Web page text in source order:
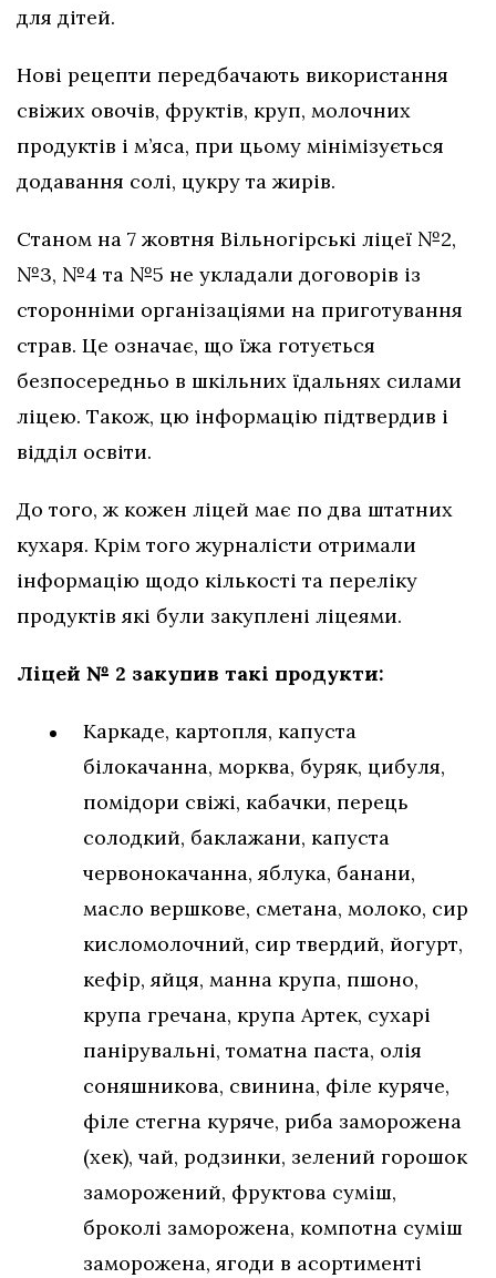
для дітей.
Нові рецепти передбачають використання
свіжих овочів, фруктів, круп, молочних
продуктів і м’яса, при цьому мінімізується
додавання солі, цукру та жирів.
Станом на 7 жовтня Вільногірські ліцеї №2,
№3, №4 та №5 не укладали договорів із
сторонніми організаціями на приготування
страв. Це означає, що їжа готується
безпосередньо в шкільних їдальнях силами
ліцею. Також, цю інформацію підтвердив і
відділ освіти.
До того, ж кожен ліцей має по два штатних
кухаря. Крім того журналісти отримали
інформацію щодо кількості та переліку
продуктів які були закуплені ліцеями.
Ліцей № 2 закупив такі продукти:
Каркаде, картопля, капуста
білокачанна, морква, буряк, цибуля,
помідори свіжі, кабачки, перець
солодкий, баклажани, капуста
червонокачанна, яблука, банани,
масло вершкове, сметана, молоко, сир
кисломолочний, сир твердий, йогурт,
кефір, яйця, манна крупа, пшоно,
крупа гречана, крупа Артек, сухарі
панірувальні, томатна паста, олія
соняшникова, свинина, філе куряче,
філе стегна куряче, риба заморожена
(хек), чай, родзинки, зелений горошок
заморожений, фруктова суміш,
броколі заморожена, компотна суміш
заморожена, ягоди в асортименті